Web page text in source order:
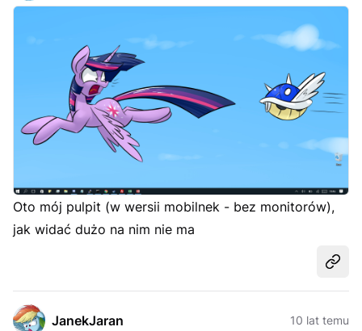
Oto mój pulpit (w wersii mobilnek - bez monitorów),
jak widać dużo na nim nie ma
JanekJaran 10 lat temu